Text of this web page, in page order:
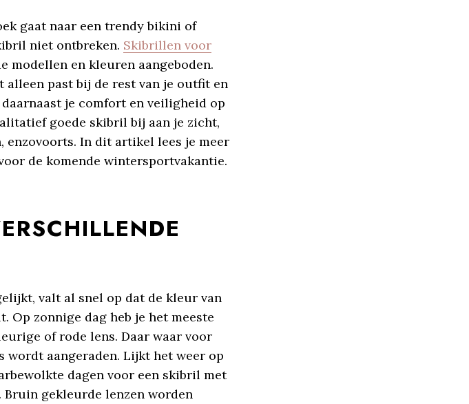
gaat naar een trendy bikini of
niet ontbreken. Skibrillen voor
modellen en kleuren aangeboden.
past bij de rest van je outfit en
je comfort en veiligheid op
goede skibril bij aan je zicht,
enzovoorts. In dit artikel lees je meer
de komende wintersportvakantie.
valt al snel op dat de kleur van
Op zonnige dag heb je het meeste
of rode lens. Daar waar voor
wordt aangeraden. Lijkt het weer op
dagen voor een skibril met
gekleurde lenzen worden